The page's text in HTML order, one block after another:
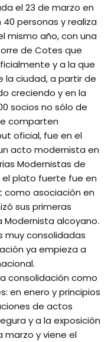
el 23 de marzo en
personas y realiza
mismo año, con una
de Cotes que
y a la que
ciudad, a partir de
creciendo y en la
socios no sólo de
comparten
oficial, fue en el
acto modernista en
Modernistas de
plato fuerte fue en
como asociación en
sus primeras
alcoyano.
muy consolidadas
ya empieza a
consolidación como
en enero y principios
de actos
y a la exposición
marzo y viene el